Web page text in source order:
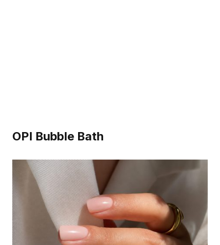
OPI Bubble Bath